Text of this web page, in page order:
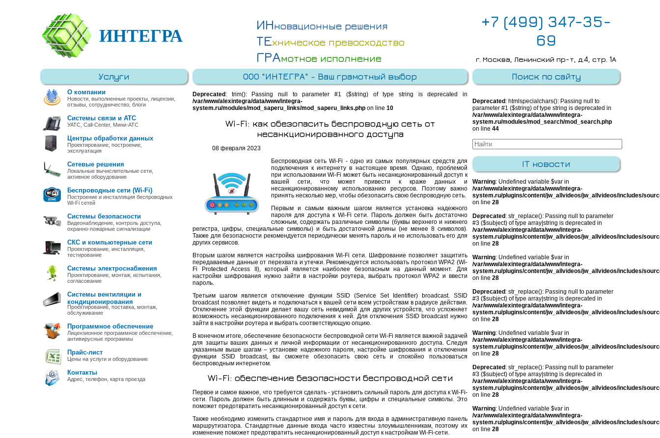
ИНТЕГРА
ИНновационные решения
ТЕхническое превосходство
ГРАмотное исполнение
+7 (499) 347-35-
69
г. Москва, Ленинский пр-т, д.4, стр. 1А
E-mail:info@integra-system.ru
Услуги
О компании
Новости, выполненные проекты, лицензии,
отзывы, сотрудничество, блоги
Системы связи и АТС
УАТС, Call-Center, Мини-АТС
Центры обработки данных
Проектирование, построение,
эксплуатация
Сетевые решения
Локальные вычислительные сети,
активное оборудование
Беспроводные сети (Wi-Fi)
Построение и инсталляция беспроводных
Wi-Fi сетей
Системы безопасности
Видеонаблюдение, контроль доступа,
охранно-пожарные сигнализации
СКС и компьютерные сети
Проектирование, инсталляция,
тестирование
Системы электроснабжения
Проектирование, монтаж, испытания,
согласование
Системы вентиляции и
кондиционирования
Проектирование, поставка, монтаж,
обслуживание
Программное обеспечение
Лицензионное программное обеспечение,
антивирусные программы
Прайс-лист
Цены на услуги и оборудование
Контакты
Адрес, телефон, карта проезда
ООО "ИНТЕГРА" - Ваш грамотный выбор
Deprecated : trim(): Passing null to parameter #1 ($string) of type string is deprecated in
/var/www/alexintegra/data/www/integra-
system.ru/modules/mod_saperu_links/mod_saperu_links.php on line 10
Wi-Fi: как обезопасить беспроводную сеть от
несанкционированного доступа
08 февраля 2023
Беспроводная сеть Wi-Fi - одно из самых популярных средств для
подключения к интернету в настоящее время. Однако, проблемой
при использовании Wi-Fi может быть несанкционированный доступ к
вашей сети, что может привести к краже данных и
несанкционированному использованию ресурсов. Поэтому важно
принять несколько мер, чтобы обезопасить свою беспроводную сеть.
Первым и самым важным шагом является установка надежного
пароля для доступа к Wi-Fi сети. Пароль должен быть достаточно
сложным, содержать различные символы (буквы верхнего и нижнего
регистра, цифры, специальные символы) и быть достаточной длины (не менее 8 символов).
Также для безопасности рекомендуется периодически менять пароль и не использовать его для
других сервисов.
Вторым шагом является настройка шифрования Wi-Fi сети. Шифрование позволяет защитить
передаваемые данные от перехвата и утечки. Рекомендуется использовать протокол WPA2 (Wi-
Fi Protected Access II), который является наиболее безопасным на данный момент. Для
настройки шифрования нужно зайти в настройки роутера, выбрать протокол WPA2 и ввести
пароль.
Третьим шагом является отключение функции SSID (Service Set Identifier) broadcast. SSID
broadcast позволяет видеть и подключаться к вашей сети всем устройствам в радиусе действия.
Отключение этой функции делает вашу сеть невидимой для других устройств, что усложняет
возможность несанкционированного подключения к ней. Для отключения SSID broadcast нужно
зайти в настройки роутера и выбрать соответствующую опцию.
В конечном итоге, обеспечение безопасности беспроводной сети Wi-Fi является важной задачей
для защиты ваших данных и личной информации от несанкционированного доступа. Следуя
указанным выше шагам – установке надежного пароля, настройке шифрования и отключении
функции SSID broadcast, вы сможете обезопасить свою сеть и спокойно пользоваться
беспроводным интернетом.
Wi-Fi: обеспечение безопасности беспроводной сети
Первое и самое важное, что требуется сделать - установить сильный пароль для доступа к Wi-Fi-
сети. Пароль должен быть длинным и содержать буквы, цифры и специальные символы. Это
поможет предотвратить несанкционированный доступ к сети.
Также необходимо изменить стандартное имя и пароль для входа в административную панель
маршрутизатора. Стандартные данные входа часто известны злоумышленникам, поэтому их
изменение поможет предотвратить несанкционированный доступ к настройкам Wi-Fi-сети.
Поиск по сайту
Deprecated : htmlspecialchars(): Passing null to
parameter #1 ($string) of type string is deprecated in
/var/www/alexintegra/data/www/integra-
system.ru/modules/mod_search/mod_search.php
on line 44
IT новости
Warning: Undefined variable $var in
/var/www/alexintegra/data/www/integra-
system.ru/plugins/content/jw_allvideos/jw_allvideos/includes/
on line 28
Deprecated : str_replace(): Passing null to parameter
#3 ($subject) of type array|string is deprecated in
/var/www/alexintegra/data/www/integra-
system.ru/plugins/content/jw_allvideos/jw_allvideos/includes/
on line 28
Warning: Undefined variable $var in
/var/www/alexintegra/data/www/integra-
system.ru/plugins/content/jw_allvideos/jw_allvideos/includes/
on line 28
Deprecated : str_replace(): Passing null to parameter
#3 ($subject) of type array|string is deprecated in
/var/www/alexintegra/data/www/integra-
system.ru/plugins/content/jw_allvideos/jw_allvideos/includes/
on line 28
Warning: Undefined variable $var in
/var/www/alexintegra/data/www/integra-
system.ru/plugins/content/jw_allvideos/jw_allvideos/includes/
on line 28
Deprecated : str_replace(): Passing null to parameter
#3 ($subject) of type array|string is deprecated in
/var/www/alexintegra/data/www/integra-
system.ru/plugins/content/jw_allvideos/jw_allvideos/includes/
on line 28
Warning: Undefined variable $var in
/var/www/alexintegra/data/www/integra-
system.ru/plugins/content/jw_allvideos/jw_allvideos/includes/
on line 28